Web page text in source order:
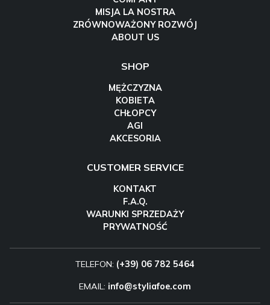
MISJA LA NOSTRA
ZRÓWNOWAŻONY ROZWÓJ
ABOUT US
SHOP
MĘŻCZYZNA
KOBIETA
CHŁOPCY
AGI
AKCESORIA
CUSTOMER SERVICE
KONTAKT
F.A.Q.
WARUNKI SPRZEDAŻY
PRYWATNOŚĆ
TELEFON: (+39) 06 782 5464
EMAIL: info@styliafoe.com